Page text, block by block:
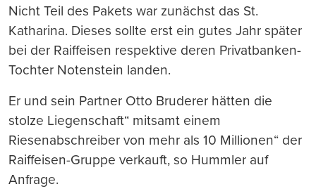
Nicht Teil des Pakets war zunächst das St.
Katharina. Dieses sollte erst ein gutes Jahr später
bei der Raiffeisen respektive deren Privatbanken-
Tochter Notenstein landen.
Er und sein Partner Otto Bruderer hätten die
stolze Liegenschaft“ mitsamt einem
Riesenabschreiber von mehr als 10 Millionen“ der
Raiffeisen-Gruppe verkauft, so Hummler auf
Anfrage.